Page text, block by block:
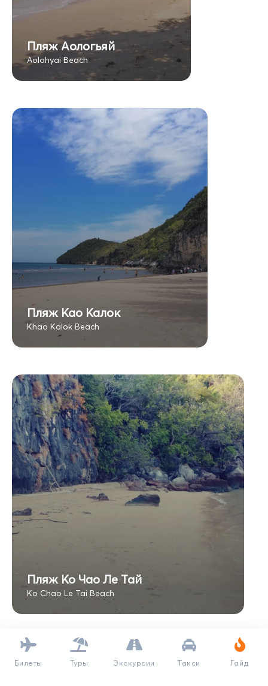
Пляж Аологьяй
Aolohyai Beach
Пляж Као Калок
Khao Kalok Beach
Пляж Ко Чао Ле Тай
Ko Chao Le Tai Beach
Билеты Туры Экскурсии Такси Гайд